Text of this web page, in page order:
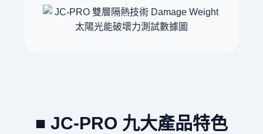
■ JC-PRO 九大產品特色